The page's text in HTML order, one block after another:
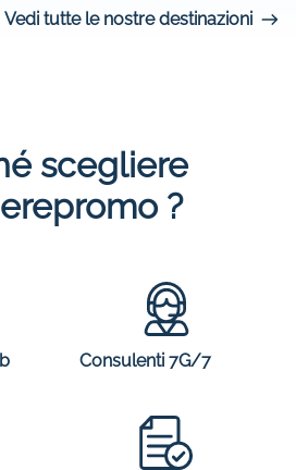
Vedi tutte le nostre destinazioni
scegliere
?
Consulenti 7G/7